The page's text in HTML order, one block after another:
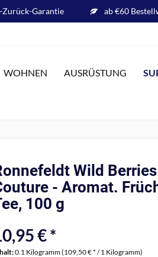
Zurück-Garantie ab €60
WOHNEN AUSRÜSTUNG
Wild
- Aromat.
100 g
€ *
0.1 Kilogramm (109,50 € * / 1 Kilogramm)